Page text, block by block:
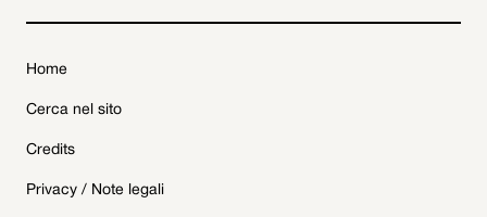
Home
Cerca nel sito
Credits
Privacy / Note legali